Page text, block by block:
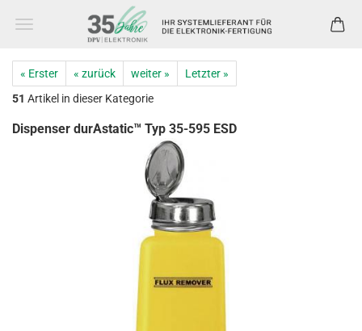
« Erster « zurück weiter »
Letzter »
51 Artikel in dieser Kategorie
Dispenser durAstatic™ Typ 35-595 ESD